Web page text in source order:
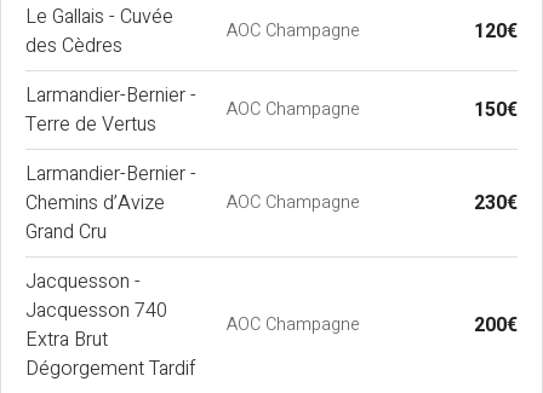
Le Gallais - Cuvée
des Cèdres
AOC Champagne 120€
Larmandier-Bernier -
Terre de Vertus
AOC Champagne 150€
Larmandier-Bernier -
Chemins d’Avize
Grand Cru
AOC Champagne 230€
Jacquesson -
Jacquesson 740
Extra Brut
Dégorgement Tardif
AOC Champagne 200€